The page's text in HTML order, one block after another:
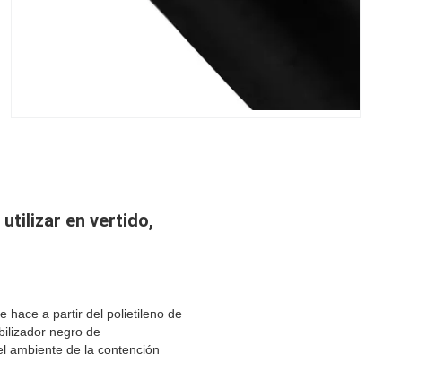
utilizar en vertido,
hace a partir del polietileno de
negro de
ambiente de la contención